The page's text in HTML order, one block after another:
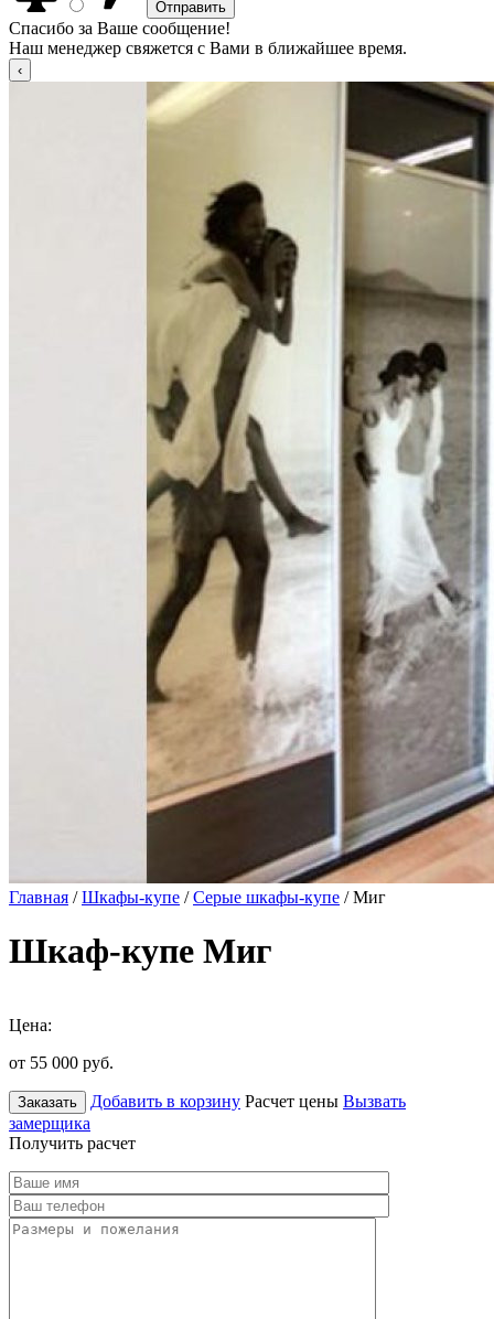
Спасибо за Ваше сообщение!
Наш менеджер свяжется с Вами в ближайшее время.
Главная /Шкафы-купе /Серые шкафы-купе / Миг
Шкаф-купе Миг
Цена:
от 55 000 руб.
Заказать Добавить в корзину Расчет цены Вызвать
замерщика
Получить расчет